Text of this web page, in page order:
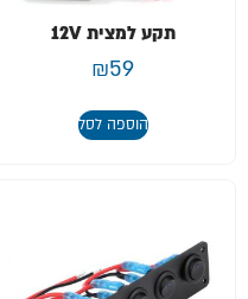
תקע למצית 12V
₪59
הוספה לסל